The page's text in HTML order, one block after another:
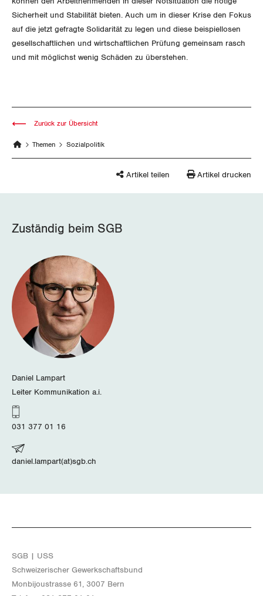
Solothurn
Tessin
Waadt
Sicherheit und Stabilität bieten. Auch um in dieser Krise den Fokus
auf die jetzt gefragte Solidarität zu legen und diese beispiellosen
gesellschaftlichen und wirtschaftlichen Prüfung gemeinsam rasch
und mit möglichst wenig Schäden zu überstehen.
Themen Sozialpolitik
Zurück zur Übersicht
Artikel teilen Artikel drucken
Zuständig beim SGB
Daniel Lampart
Leiter Kommunikation a.i.
031 377 01 16
daniel.lampart(at)sgb.ch
SGB | USS
Schwei­ze­ri­scher Ge­werk­schafts­bund
Mon­bi­joustras­se 61, 3007 Bern